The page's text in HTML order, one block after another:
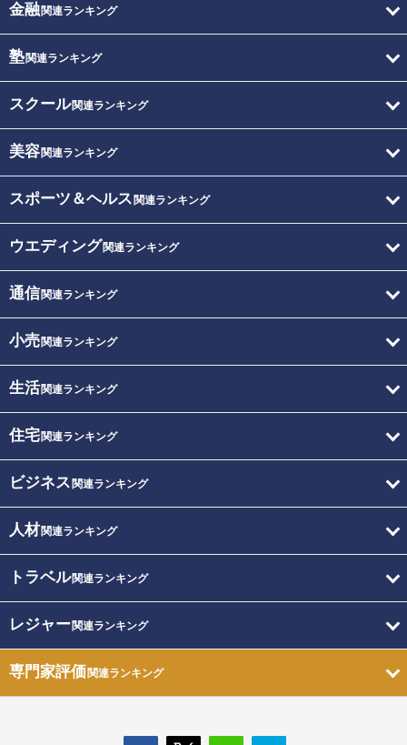
金融関連ランキング
塾関連ランキング
スクール関連ランキング
美容関連ランキング
スポーツ＆ヘルス 関連ランキング
ウエディング関連ランキング
通信関連ランキング
小売関連ランキング
生活関連ランキング
住宅関連ランキング
ビジネス 関連ランキング
人材関連ランキング
トラベル関連ランキング
レジャー関連ランキング
専門家評価関連ランキング